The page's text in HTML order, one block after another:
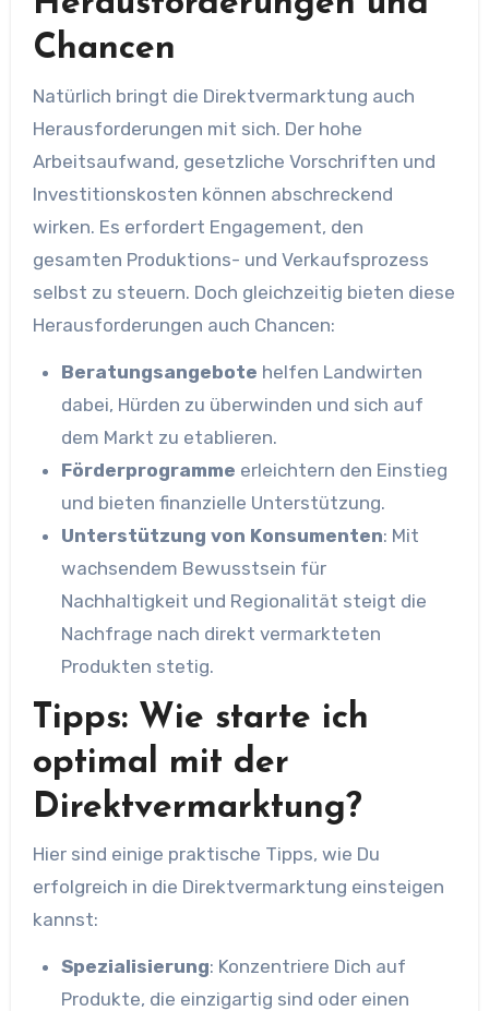
Chancen
Natürlich bringt die Direktvermarktung auch
Herausforderungen mit sich. Der hohe
Arbeitsaufwand, gesetzliche Vorschriften und
Investitionskosten können abschreckend
wirken. Es erfordert Engagement, den
gesamten Produktions- und Verkaufsprozess
selbst zu steuern. Doch gleichzeitig bieten diese
Herausforderungen auch Chancen:
Beratungsangebote helfen Landwirten
dabei, Hürden zu überwinden und sich auf
dem Markt zu etablieren.
Förderprogramme erleichtern den Einstieg
und bieten finanzielle Unterstützung.
Unterstützung von Konsumenten: Mit
wachsendem Bewusstsein für
Nachhaltigkeit und Regionalität steigt die
Nachfrage nach direkt vermarkteten
Produkten stetig.
Tipps: Wie starte ich
optimal mit der
Direktvermarktung?
Hier sind einige praktische Tipps, wie Du
erfolgreich in die Direktvermarktung einsteigen
kannst:
Spezialisierung: Konzentriere Dich auf
Produkte, die einzigartig sind oder einen